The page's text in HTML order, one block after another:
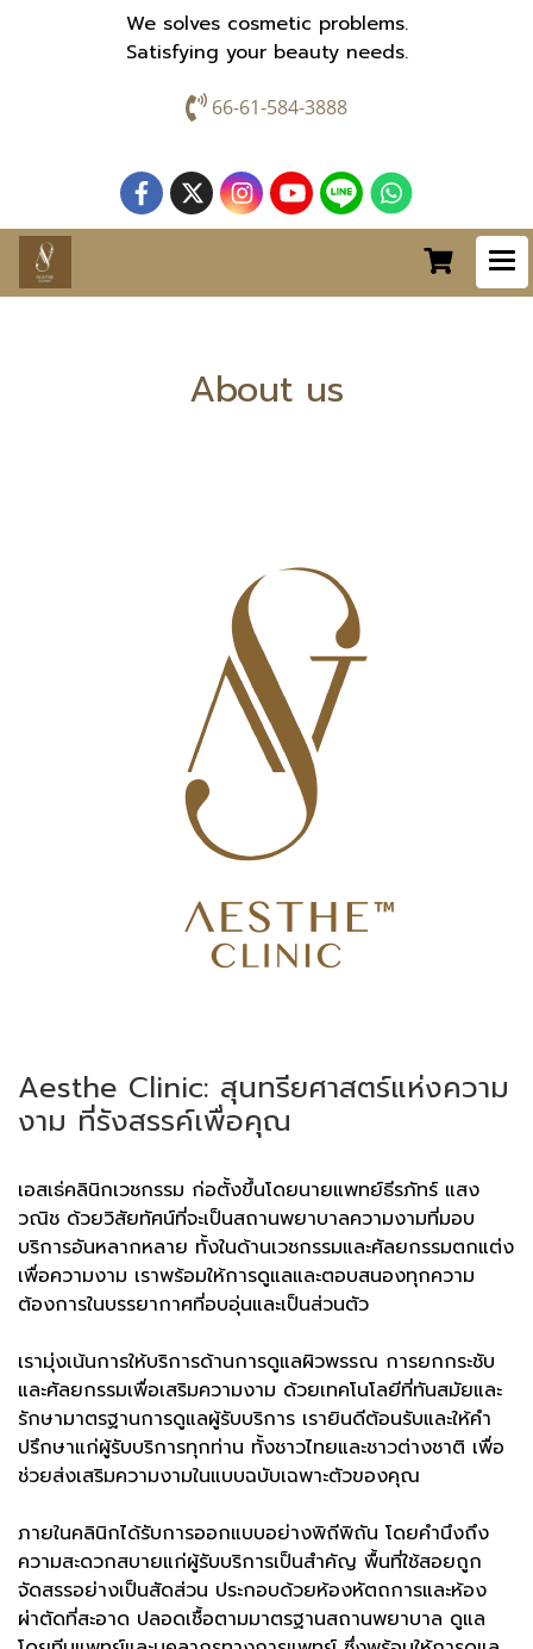
We solves cosmetic problems.
Satisfying your beauty needs.
66-61-584-3888
About us
Aesthe Clinic: สุนทรียศาสตร์แห่งความ
งาม ที่รังสรรค์เพื่อคุณ
เอสเธ่คลินิกเวชกรรม ก่อตั้งขึ้นโดยนายแพทย์ธีรภัทร์ แสง
วณิช ด้วยวิสัยทัศน์ที่จะเป็นสถานพยาบาลความงามที่มอบ
บริการอันหลากหลาย ทั้งในด้านเวชกรรมและศัลยกรรมตกแต่ง
เพื่อความงาม เราพร้อมให้การดูแลและตอบสนองทุกความ
ต้องการในบรรยากาศที่อบอุ่นและเป็นส่วนตัว
เรามุ่งเน้นการให้บริการด้านการดูแลผิวพรรณ การยกกระชับ
และศัลยกรรมเพื่อเสริมความงาม ด้วยเทคโนโลยีที่ทันสมัยและ
รักษามาตรฐานการดูแลผู้รับบริการ เรายินดีต้อนรับและให้คำ
ปรึกษาแก่ผู้รับบริการทุกท่าน ทั้งชาวไทยและชาวต่างชาติ เพื่อ
ช่วยส่งเสริมความงามในแบบฉบับเฉพาะตัวของคุณ
ภายในคลินิกได้รับการออกแบบอย่างพิถีพิถัน โดยคำนึงถึง
ความสะดวกสบายแก่ผู้รับบริการเป็นสำคัญ พื้นที่ใช้สอยถูก
จัดสรรอย่างเป็นสัดส่วน ประกอบด้วยห้องหัตถการและห้อง
ผ่าตัดที่สะอาด ปลอดเชื้อตามมาตรฐานสถานพยาบาล ดูแล